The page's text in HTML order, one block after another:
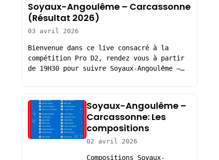
Soyaux-Angoulême – Carcassonne
(Résultat 2026)
03 avril 2026
Bienvenue dans ce live consacré à la
compétition Pro D2, rendez vous à partir
de 19H30 pour suivre Soyaux-Angoulême –…
Soyaux-Angoulême –
Carcassonne: Les
compositions
02 avril 2026
Compositions Soyaux-